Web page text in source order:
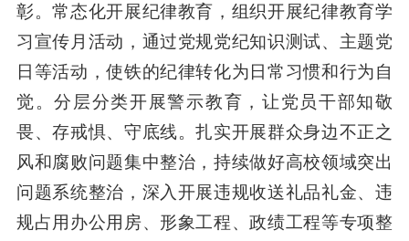
彰。常态化开展纪律教育，组织开展纪律教育学
习宣传月活动，通过党规党纪知识测试、主题党
日等活动，使铁的纪律转化为日常习惯和行为自
觉。分层分类开展警示教育，让党员干部知敬
畏、存戒惧、守底线。扎实开展群众身边不正之
风和腐败问题集中整治，持续做好高校领域突出
问题系统整治，深入开展违规收送礼品礼金、违
规占用办公用房、形象工程、政绩工程等专项整